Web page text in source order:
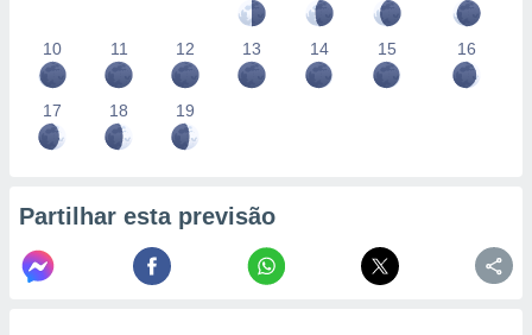
10 11 12 13 14 15 16
17 18 19
Partilhar esta previsão